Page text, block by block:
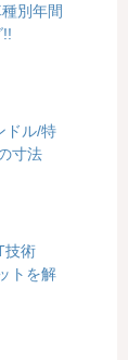
別年間
ドル/特
寸法
技術
トを解